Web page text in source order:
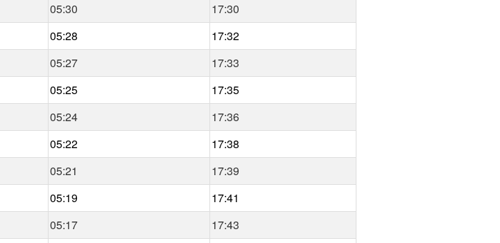
05:30
17:30
05:28
17:32
05:27
17:33
05:25
17:35
05:24
17:36
05:22
17:38
05:21
17:39
05:19
17:41
05:17
17:43